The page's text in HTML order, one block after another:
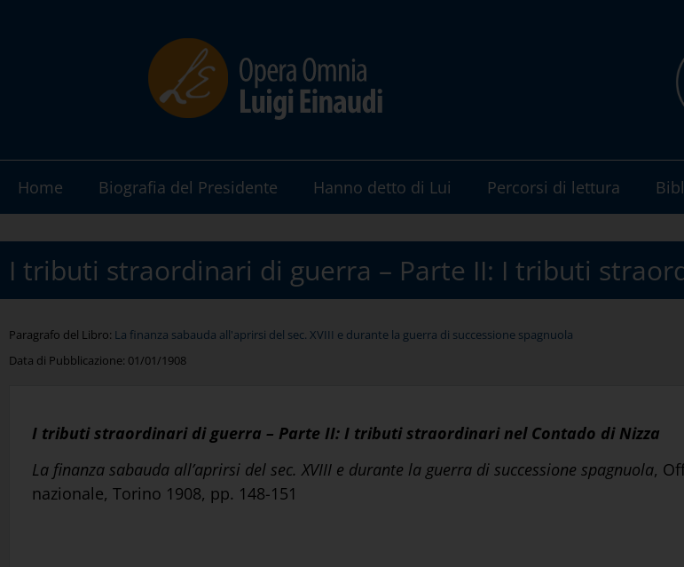
Home Biografia del Presidente Hanno detto di Lui Percorsi di lettura
I tributi straordinari di guerra – Parte II: I tributi
Paragrafo del Libro: La finanza sabauda all'aprirsi del sec. XVIII e durante la guerra di successione spagnuola
Data di Pubblicazione: 01/01/1908
I tributi straordinari di guerra – Parte II: I tributi straordinari nel Contado di Nizza
La finanza sabauda all’aprirsi del sec. XVIII e durante la guerra di successione spagnuola,
nazionale, Torino 1908, pp. 148-151